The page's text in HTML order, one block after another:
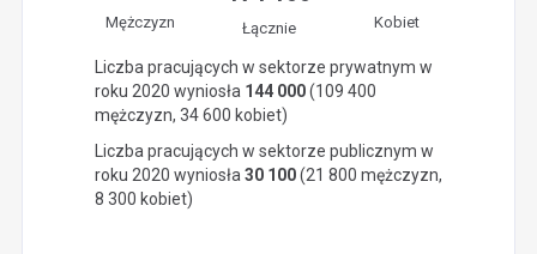
Mężczyzn Łącznie Kobiet
Liczba pracujących w sektorze prywatnym w
roku 2020 wyniosła 144 000(109 400
mężczyzn, 34 600 kobiet)
Liczba pracujących w sektorze publicznym w
roku 2020 wyniosła 30 100(21 800 mężczyzn,
8 300 kobiet)